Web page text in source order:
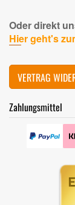
Oder direkt
Hier geht's
VERTRAG
Zahlungsmittel